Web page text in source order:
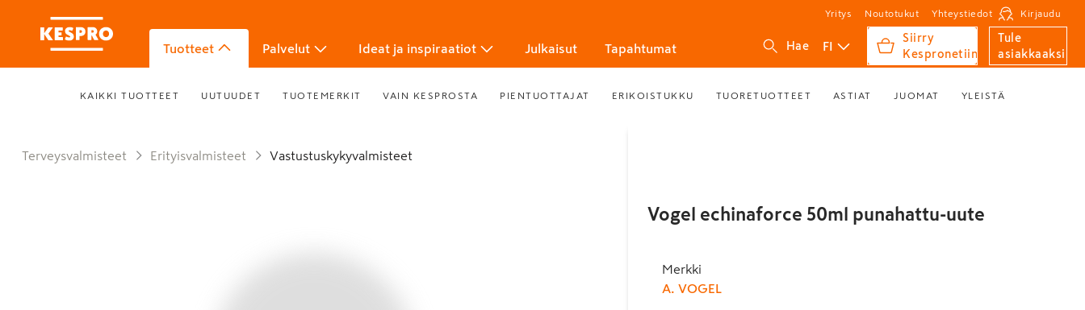
Yritys Noutotukut Yhteystiedot Kirjaudu
Tuotteet Palvelut Ideat ja inspiraatiot Julkaisut Tapahtumat Hae FI
Siirry
Kespronetiin
Tule
asiakkaaksi
KAIKKI TUOTTEET UUTUUDET TUOTEMERKIT VAIN KESPROSTA PIENTUOTTAJAT ERIKOISTUKKU TUORETUOTTEET ASTIAT JUOMAT YLEISTÄ
Terveysvalmisteet Erityisvalmisteet Vastustuskykyvalmisteet
Vogel echinaforce 50ml punahattu-uute
Merkki
A. VOGEL